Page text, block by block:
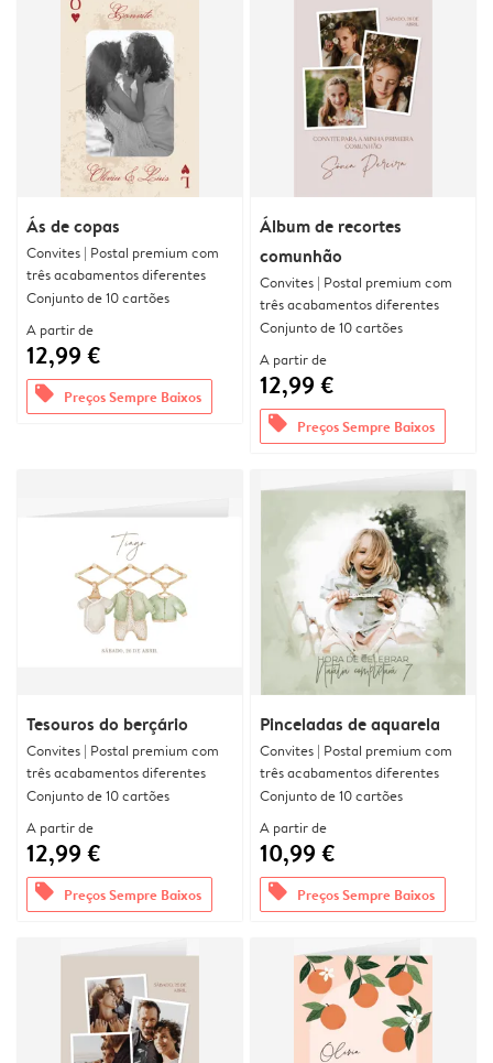
Ás de copas
Convites | Postal premium com
três acabamentos diferentes
Conjunto de 10 cartões
A partir de
12,99 €
offers Preços Sempre Baixos
Álbum de recortes
comunhão
Convites | Postal premium com
três acabamentos diferentes
Conjunto de 10 cartões
A partir de
12,99 €
offers Preços Sempre Baixos
Tesouros do berçário
Convites | Postal premium com
três acabamentos diferentes
Conjunto de 10 cartões
A partir de
12,99 €
offers Preços Sempre Baixos
Pinceladas de aquarela
Convites | Postal premium com
três acabamentos diferentes
Conjunto de 10 cartões
A partir de
10,99 €
offers Preços Sempre Baixos